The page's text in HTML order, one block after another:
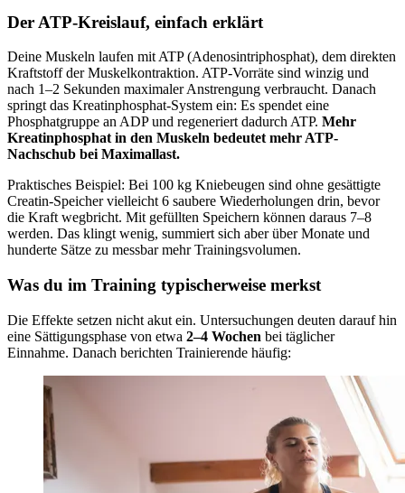
Der ATP-Kreislauf, einfach erklärt
Deine Muskeln laufen mit ATP (Adenosintriphosphat), dem direkten
Kraftstoff der Muskelkontraktion. ATP-Vorräte sind winzig und
nach 1–2 Sekunden maximaler Anstrengung verbraucht. Danach
springt das Kreatinphosphat-System ein: Es spendet eine
Phosphatgruppe an ADP und regeneriert dadurch ATP. Mehr
Kreatinphosphat in den Muskeln bedeutet mehr ATP-
Nachschub bei Maximallast.
Praktisches Beispiel: Bei 100 kg Kniebeugen sind ohne gesättigte
Creatin-Speicher vielleicht 6 saubere Wiederholungen drin, bevor
die Kraft wegbricht. Mit gefüllten Speichern können daraus 7–8
werden. Das klingt wenig, summiert sich aber über Monate und
hunderte Sätze zu messbar mehr Trainingsvolumen.
Was du im Training typischerweise merkst
Die Effekte setzen nicht akut ein. Untersuchungen deuten darauf hin
eine Sättigungsphase von etwa 2–4 Wochen bei täglicher
Einnahme. Danach berichten Trainierende häufig: